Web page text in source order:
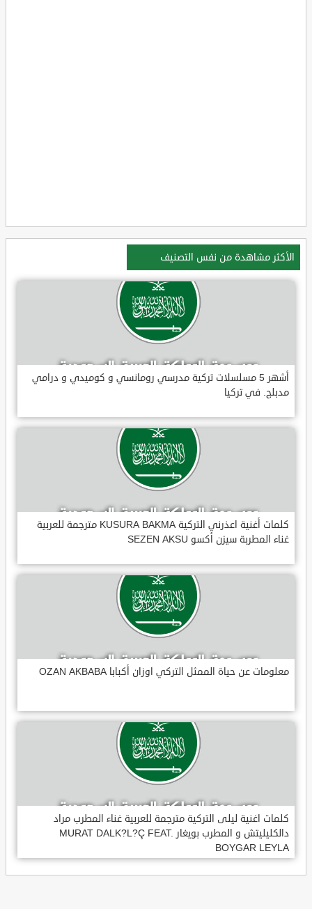
الأكثر مشاهدة من نفس التصنيف
أشهر 5 مسلسلات تركية مدرسي رومانسي و كوميدي و درامي
مدبلج. في تركيا
كلمات أغنية اعذرني التركية KUSURA BAKMA مترجمة للعربية
غناء المطربة سيزن أكسو SEZEN AKSU
معلومات عن حياة الممثل التركي اوزان أكبابا OZAN AKBABA
كلمات اغنية ليلى التركية مترجمة للعربية غناء المطرب مراد
دالكليليتش و المطرب بويغار MURAT DALK?L?Ç FEAT.
BOYGAR LEYLA